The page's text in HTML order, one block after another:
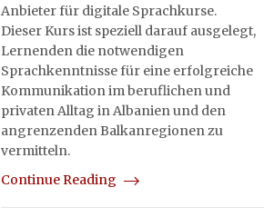
Anbieter für digitale Sprachkurse.
Dieser Kurs ist speziell darauf ausgelegt,
Lernenden die notwendigen
Sprachkenntnisse für eine erfolgreiche
Kommunikation im beruflichen und
privaten Alltag in Albanien und den
angrenzenden Balkanregionen zu
vermitteln.
Continue Reading